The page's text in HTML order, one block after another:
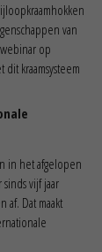
van
op
dit kraamsysteem
in het afgelopen
vijf jaar
af. Dat maakt